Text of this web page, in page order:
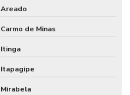
Areado
Carmo de Minas
Itinga
Itapagipe
Mirabela